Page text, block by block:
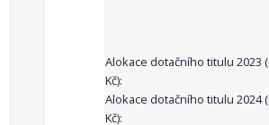
Alokace dotačního titulu 2023
Kč):
Alokace dotačního titulu 2024
Kč):